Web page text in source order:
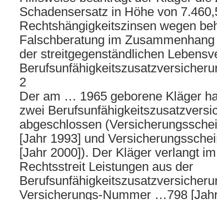
Schadensersatz in Höhe von
Rechtshängigkeitszinsen wegen
Falschberatung im
der streitgegenständlichen
2
Der am … 1965 geborene Kläger
zwei
abgeschlossen
[Jahr 1993] und
[Jahr 2000]). Der Kläger verlangt
Rechtsstreit Leistungen aus der
Versicherungs-Nummer …798